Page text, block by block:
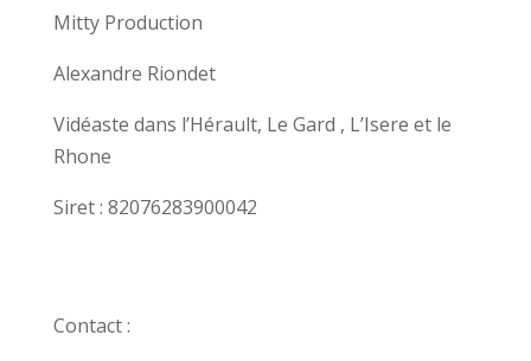
Mitty Production
Alexandre Riondet
Vidéaste dans l’Hérault, Le Gard , L’Isere et le
Rhone
Siret : 82076283900042
Contact :